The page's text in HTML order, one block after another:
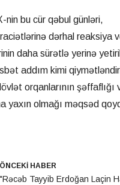
nin bu cür qəbul günləri,
dərhal reaksiya
daha sürətlə yerinə
addım kimi
orqanlarının şəffaflığı
yaxın olmağı məqsəd
ÖNCEKİ HABER
"Rəcəb Tayyib Erdoğan Laçin